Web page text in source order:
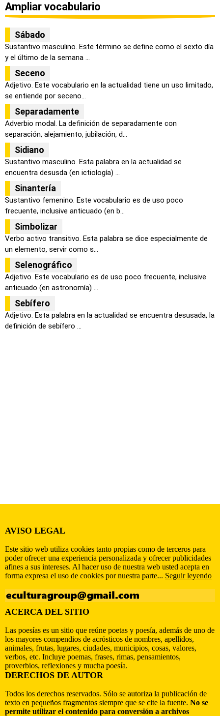
Ampliar vocabulario
Sábado
Sustantivo masculino. Este término se define como el sexto día
y el último de la semana ...
Seceno
Adjetivo. Este vocabulario en la actualidad tiene un uso limitado,
se entiende por seceno...
Separadamente
Adverbio modal. La definición de separadamente con
separación, alejamiento, jubilación, d...
Sidiano
Sustantivo masculino. Esta palabra en la actualidad se
encuentra desusda (en ictiología) ...
Sinantería
Sustantivo femenino. Este vocabulario es de uso poco
frecuente, inclusive anticuado (en b...
Simbolizar
Verbo activo transitivo. Esta palabra se dice especialmente de
un elemento, servir como s...
Selenográfico
Adjetivo. Este vocabulario es de uso poco frecuente, inclusive
anticuado (en astronomía) ...
Sebífero
Adjetivo. Esta palabra en la actualidad se encuentra desusada, la
definición de sebífero ...
AVISO LEGAL
Este sitio web utiliza cookies tanto propias como de terceros para
poder ofrecer una experiencia personalizada y ofrecer publicidades
afines a sus intereses. Al hacer uso de nuestra web usted acepta en
forma expresa el uso de cookies por nuestra parte... Seguir leyendo
ACERCA DEL SITIO
Las poesías es un sitio que reúne poetas y poesía, además de uno de
los mayores compendios de acrósticos de nombres, apellidos,
animales, frutas, lugares, ciudades, municipios, cosas, valores,
verbos, etc. Incluye poemas, frases, rimas, pensamientos,
proverbios, reflexiones y mucha poesía.
DERECHOS DE AUTOR
Todos los derechos reservados. Sólo se autoriza la publicación de
texto en pequeños fragmentos siempre que se cite la fuente. No se
permite utilizar el contenido para conversión a archivos